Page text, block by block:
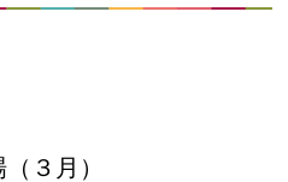
３月）